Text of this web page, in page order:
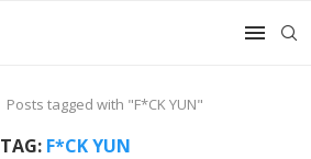
Posts tagged with "F*CK YUN"
TAG: F*CK YUN